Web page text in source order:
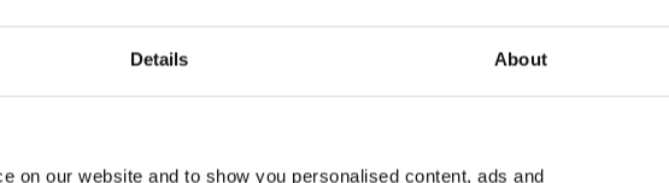
Details About
on our website and to show you personalised content, ads and